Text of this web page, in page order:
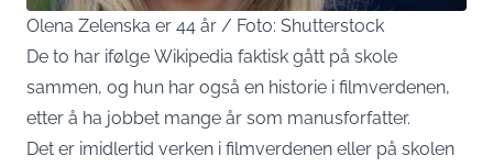
Olena Zelenska er 44 år / Foto: Shutterstock
De to har ifølge Wikipedia faktisk gått på skole
sammen, og hun har også en historie i filmverdenen,
etter å ha jobbet mange år som manusforfatter.
Det er imidlertid verken i filmverdenen eller på skolen